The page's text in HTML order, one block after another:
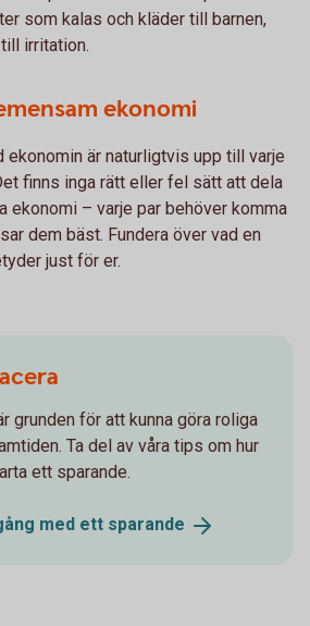
som kalas och kläder till barnen,
irritation.
ekonomi
ekonomin är naturligtvis upp till varje
finns inga rätt eller fel sätt att dela
ekonomi – varje par behöver komma
dem bäst. Fundera över vad en
just för er.
grunden för att kunna göra roliga
Ta del av våra tips om hur
ett sparande.
med ett sparande